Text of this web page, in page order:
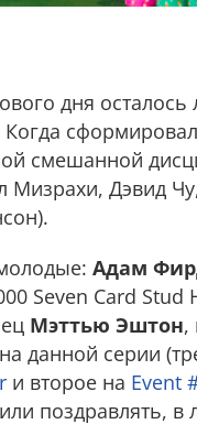
дня
Когда
смешанной
Мизрахи, Дэвид
Адам
Seven Card
Мэттью Эштон,
данной серии
и второе на Event
поздравлять,